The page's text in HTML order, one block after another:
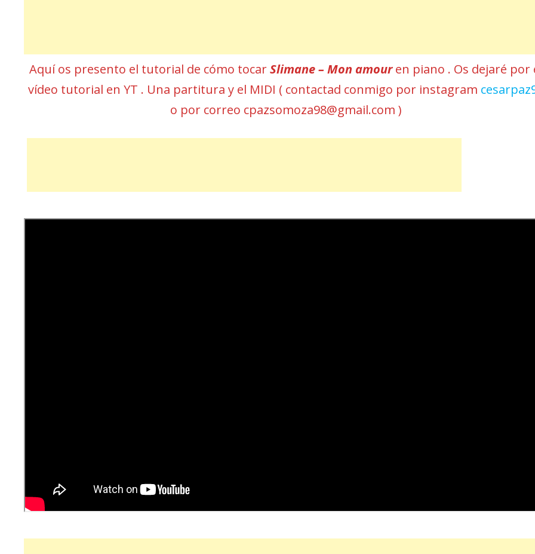
Aquí os presento el tutorial de cómo tocarSlimane – Mon amouren piano . Os dejaré por
vídeo tutorial en YT . Una partitura y el MIDI ( contactad conmigo por instagram
o por correo cpazsomoza98@gmail.com )